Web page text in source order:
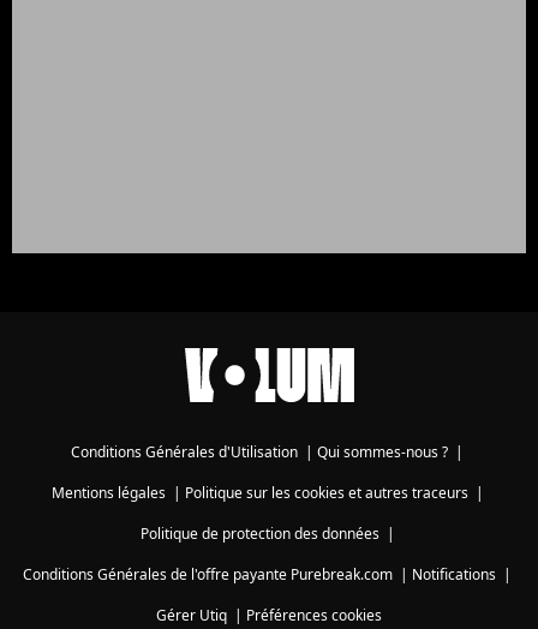
Conditions Générales d'Utilisation | Qui sommes-nous ? |
Mentions légales| Politique sur les cookies et autres traceurs|
Politique de protection des données|
Conditions Générales de l'offre payante Purebreak.com | Notifications |
Gérer Utiq | Préférences cookies